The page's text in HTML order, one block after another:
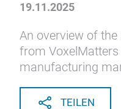
19.11.2025
An overview of
from
manufacturing
TEILEN